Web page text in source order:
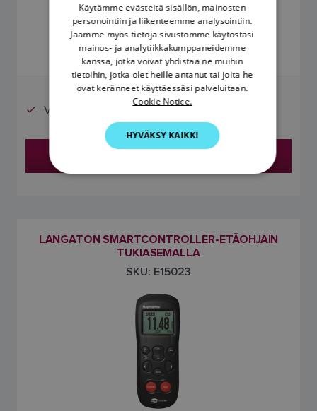
652,60 €
Hinta sisältää arvonlisäveron
Vain etäohjain
LANGATON SMARTCONTROLLER-ETÄOHJAIN
TUKIASEMALLA
SKU: E15023
DANISH
ITALIAN
SWEDISH
DUTCH
Käytämme evästeitä sisällön, mainosten
personointiin ja liikenteemme analysointiin.
Jaamme myös tietoja sivustomme käytöstäsi
mainos- ja analytiikkakumppaneidemme
kanssa, jotka voivat yhdistää ne muihin
tietoihin, jotka olet heille antanut tai joita he
ovat keränneet käyttäessäsi palveluitaan.
Cookie Notice.
HYVÄKSY KAIKKI